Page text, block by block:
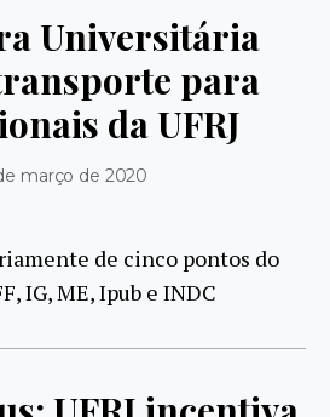
Universitária
para
da UFRJ
março de 2020
de cinco pontos do
IG, ME, Ipub e INDC